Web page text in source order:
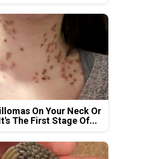
On Your Neck Or
The First Stage Of...